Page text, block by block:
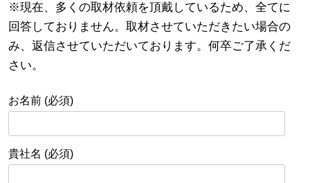
※現在、多くの取材依頼を頂戴しているため、全てに
回答しておりません。取材させていただきたい場合の
み、返信させていただいております。何卒ご了承くだ
さい。
お名前 (必須)
貴社名 (必須)